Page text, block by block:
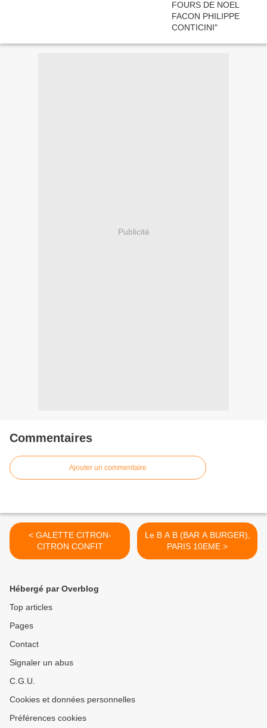
Publicité
Commentaires
Ajouter un commentaire
< GALETTE CITRON-
CITRON CONFIT
Le B A B (BAR A BURGER),
PARIS 10EME >
Hébergé par Overblog
Top articles
Pages
Contact
Signaler un abus
C.G.U.
Cookies et données personnelles
Préférences cookies